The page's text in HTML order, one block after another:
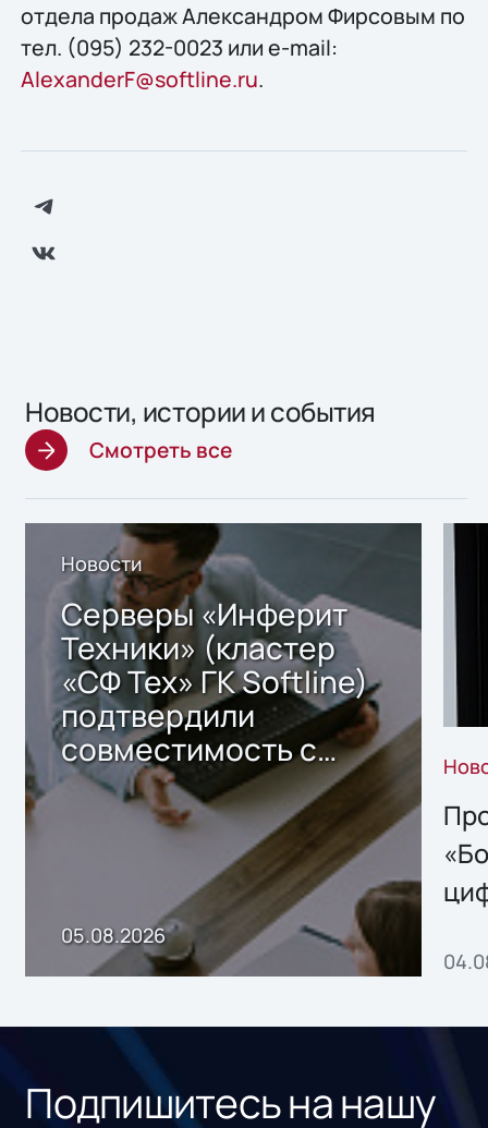
отдела продаж Александром Фирсовым по
тел. (095) 232-0023 или e-mail:
AlexanderF@softline.ru.
Новости, истории и события
Смотреть все
Новости
Серверы «Инферит
Техники» (кластер
«СФ Тех» ГК Softline)
подтвердили
совместимость с
решением Sharx
Storage 2.x для
хранения данных
05.08.2026
Подпишитесь на нашу